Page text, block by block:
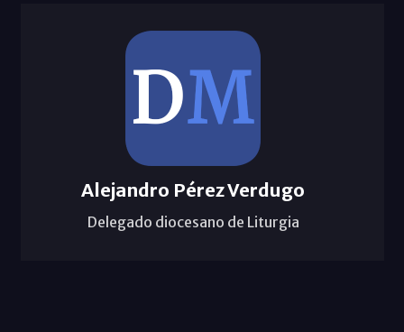
Alejandro Pérez Verdugo
Delegado diocesano de Liturgia